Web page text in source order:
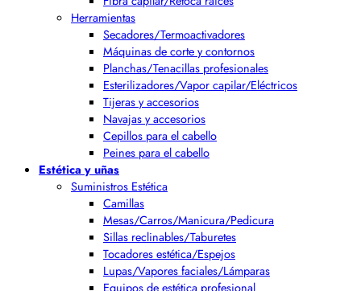
Herramientas
Secadores/Termoactivadores
Máquinas de corte y contornos
Planchas/Tenacillas profesionales
Esterilizadores/Vapor capilar/Eléctricos
Tijeras y accesorios
Navajas y accesorios
Cepillos para el cabello
Peines para el cabello
Estética y uñas
Suministros Estética
Camillas
Mesas/Carros/Manicura/Pedicura
Sillas reclinables/Taburetes
Tocadores estética/Espejos
Lupas/Vapores faciales/Lámparas
Equipos de estética profesional